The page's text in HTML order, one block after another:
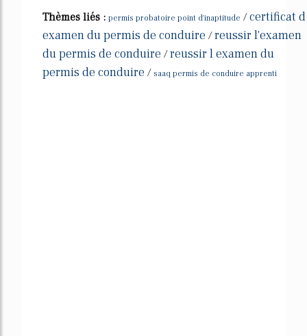
Thèmes liés : permis probatoire point d'inaptitude /certificat d
examen du permis de conduire /reussir l'examen
du permis de conduire /reussir l examen du
permis de conduire / saaq permis de conduire apprenti